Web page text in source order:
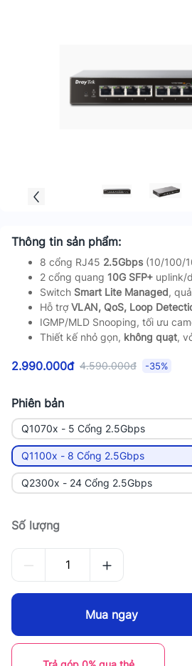
Thông tin sản phẩm:
8 cổng RJ45 2.5Gbps (10/100/
2 cổng quang 10G SFP+ uplink/
Switch Smart Lite Managed,
Hỗ trợVLAN, QoS, Loop
IGMP/MLD Snooping, tối ưu
Thiết kế nhỏ gọn, không quạt,
2.990.000đ 4.590.000đ -35%
Phiên bản
Q1070x - 5 Cổng 2.5Gbps
Q1100x - 8 Cổng 2.5Gbps
Q2300x - 24 Cổng 2.5Gbps
Số lượng
Mua ngay